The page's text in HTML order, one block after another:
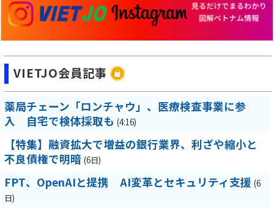
VIETJO会員記事
薬局チェーン「ロンチャウ」、医療検査事業に参
入 自宅で検体採取も (4:16)
【特集】融資拡大で増益の銀行業界、利ざや縮小と
不良債権で明暗 (6日)
FPT、OpenAIと提携 AI変革とセキュリティ支援 (6
日)